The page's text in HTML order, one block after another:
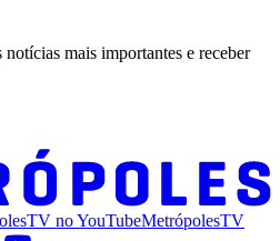
mais importantes e receber
noYouTubeMetrópolesTV